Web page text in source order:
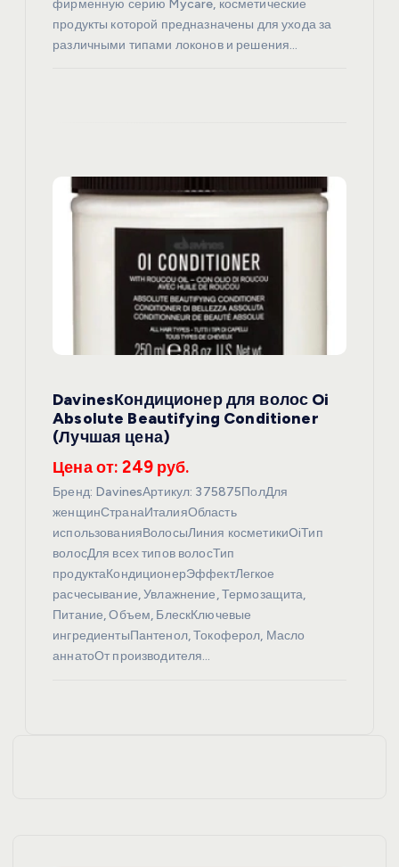
фирменную серию Mycare, косметические
продукты которой предназначены для ухода за
различными типами локонов и решения…
DavinesКондиционер для волос Oi
Absolute Beautifying Conditioner
(Лучшая цена)
Цена от: 249 руб.
Бренд: DavinesАртикул: 375875ПолДля
женщинСтранаИталияОбласть
использованияВолосыЛиния косметикиOiТип
волосДля всех типов волосТип
продуктаКондиционерЭффектЛегкое
расчесывание, Увлажнение, Термозащита,
Питание, Объем, БлескКлючевые
ингредиентыПантенол, Токоферол, Масло
аннатоОт производителя…